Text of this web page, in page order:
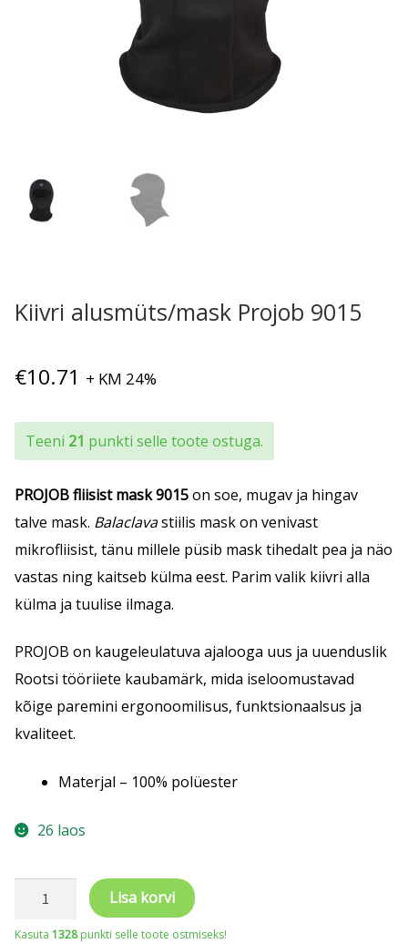
Kiivri alusmüts/mask Projob 9015
€10.71 + KM 24%
Teeni 21 punkti selle toote ostuga.
PROJOB fliisist mask 9015on soe, mugav ja hingav
talve mask. Balaclavastiilis mask on venivast
mikrofliisist, tänu millele püsib mask tihedalt pea ja näo
vastas ning kaitseb külma eest. Parim valik kiivri alla
külma ja tuulise ilmaga.
PROJOB on kaugeleulatuva ajalooga uus ja uuenduslik
Rootsi tööriiete kaubamärk, mida iseloomustavad
kõige paremini ergonoomilisus, funktsionaalsus ja
kvaliteet.
Materjal – 100% polüester
26 laos
Kiivri
alusmüts/mask
Lisa korvi
Kasuta 1328punkti selle toote ostmiseks!